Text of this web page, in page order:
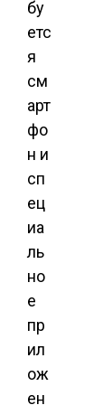
бу
етс
я
см
арт
фо
н и
сп
ец
иа
ль
но
е
пр
ил
ож
ен